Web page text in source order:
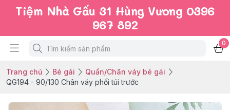
Tiệm Nhà Gấu 31 Hùng Vương 0396
967 892
0
Trang chủ Bé gái
Quần/Chân váy bé gái
QG194 - 90/130 Chân váy phối túi trước